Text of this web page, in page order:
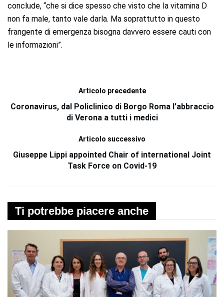
conclude, “che si dice spesso che visto che la vitamina D
non fa male, tanto vale darla. Ma soprattutto in questo
frangente di emergenza bisogna davvero essere cauti con
le informazioni”.
Articolo precedente
Coronavirus, dal Policlinico di Borgo Roma l’abbraccio
di Verona a tutti i medici
Articolo successivo
Giuseppe Lippi appointed Chair of international Joint
Task Force on Covid-19
Ti potrebbe piacere anche